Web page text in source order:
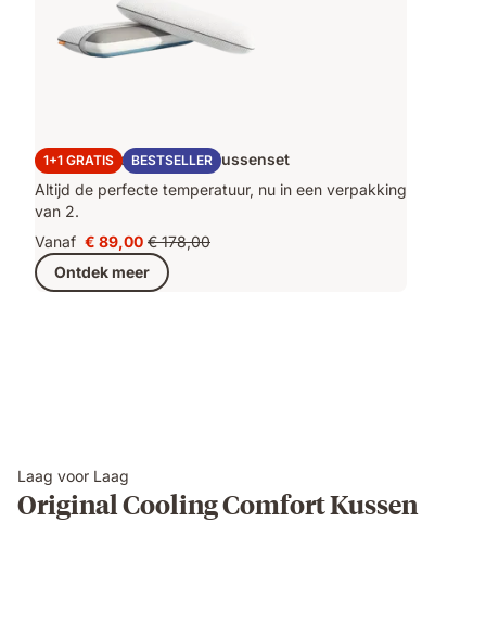
1+1 GRATIS BESTSELLER
Original Cooling Adapt Kussenset
Altijd de perfecte temperatuur, nu in een verpakking
van 2.
Vanaf Prijs
€ 89,00
€ 89,00Oorspronkelijke
prijs
€ 178,00
€ 178,00
Ontdek meer
Laag voor Laag
Original Cooling Comfort Kussen